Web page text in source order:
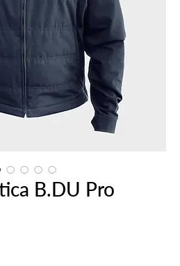
B.DU Pro